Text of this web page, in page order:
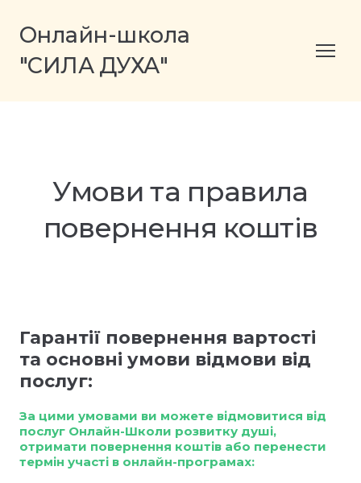
Онлайн-школа
"СИЛА ДУХА"
Умови та правила
повернення коштів
Гарантії повернення вартості
та основні умови відмови від
послуг:
За цими умовами ви можете відмовитися від
послуг Онлайн-Школи розвитку душі,
отримати повернення коштів або перенести
термін участі в онлайн-програмах: